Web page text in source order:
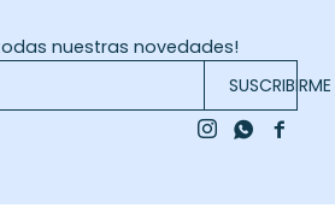
nuestras novedades!
SUSCRIBIRME

 